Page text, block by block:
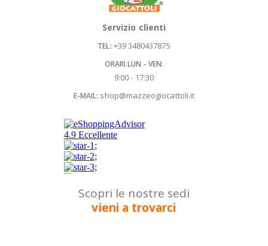
Servizio clienti
TEL: +39 3480437875
ORARI LUN - VEN:
9:00 - 17:30
E-MAIL: shop@mazzeogiocattoli.it
Scopri le nostre sedi
vieni a trovarci